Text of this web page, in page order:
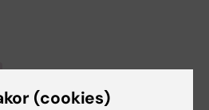
(cookies)